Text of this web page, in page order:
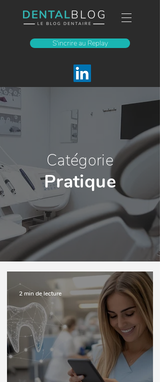
S'incrire au Replay
Catégorie
Pratique
2 min de lecture